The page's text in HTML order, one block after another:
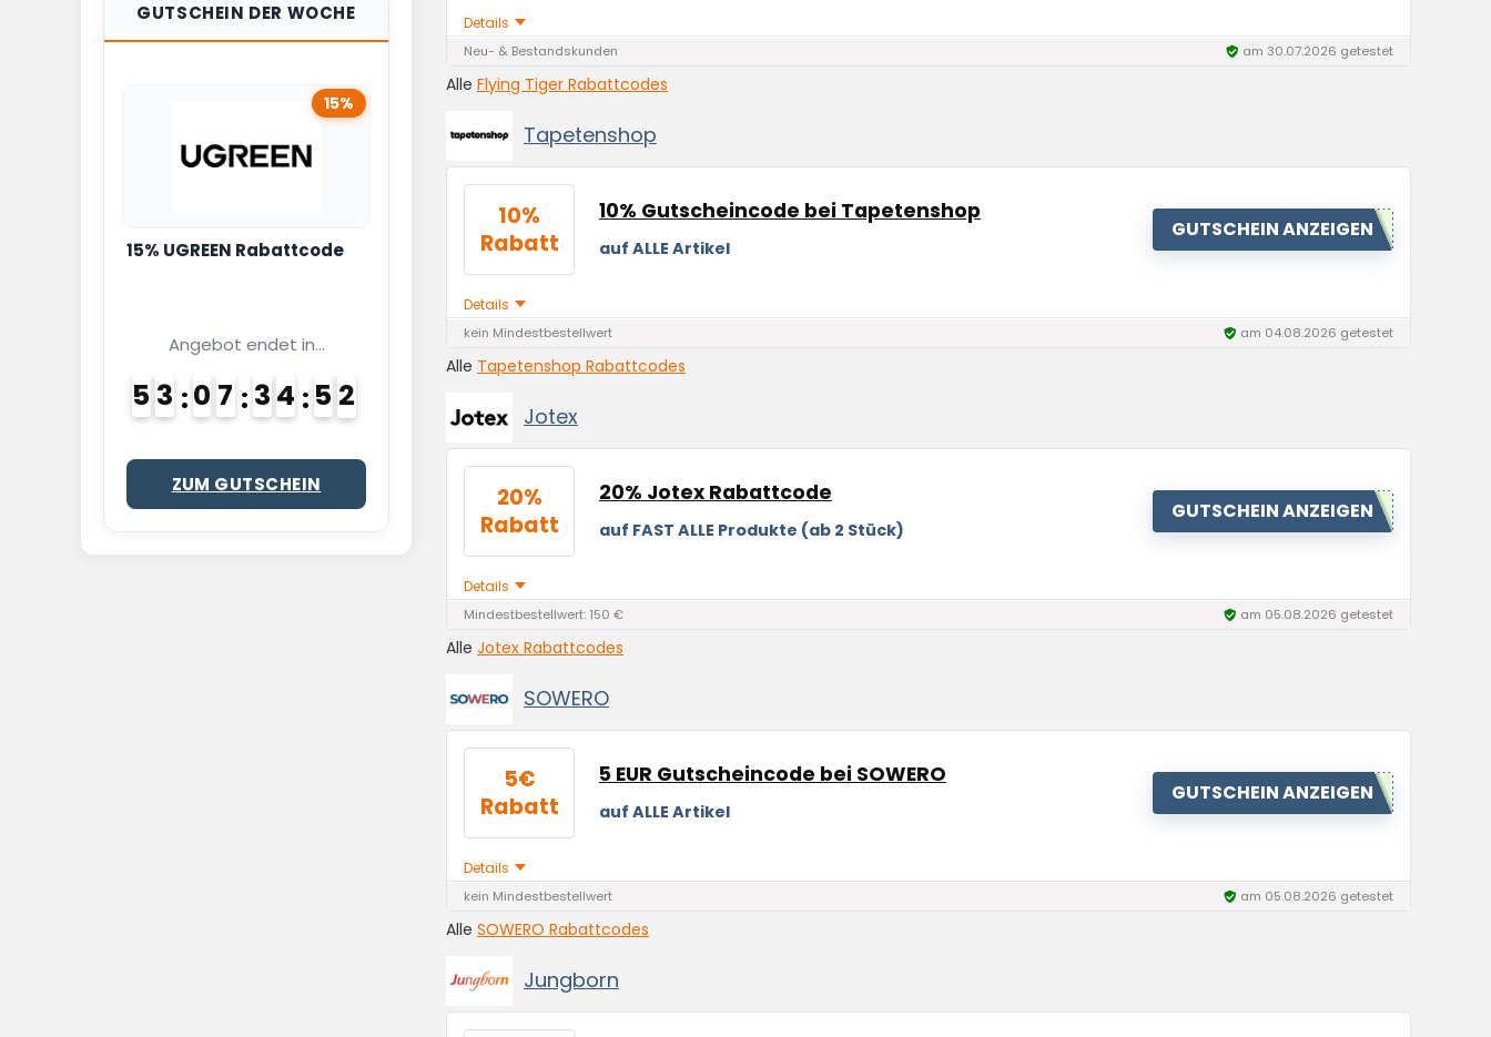
Details
Neu- & Bestandskunden am 30.07.2026 getestet
Alle Flying Tiger Rabattcodes
Tapetenshop
10%
Rabatt
10% Gutscheincode bei Tapetenshop
auf ALLE Artikel
GUTSCHEIN ANZEIGEN
Details
kein Mindestbestellwert am 04.08.2026 getestet
Alle Tapetenshop Rabattcodes
Jotex
20%
Rabatt
20% Jotex Rabattcode
auf FAST ALLE Produkte (ab 2 Stück)
GUTSCHEIN ANZEIGEN
Details
Mindestbestellwert: 150 € am 05.08.2026 getestet
Alle Jotex Rabattcodes
SOWERO
5€
Rabatt
5 EUR Gutscheincode bei SOWERO
auf ALLE Artikel
GUTSCHEIN ANZEIGEN
Details
kein Mindestbestellwert am 05.08.2026 getestet
Alle SOWERO Rabattcodes
Jungborn
GUTSCHEIN DER WOCHE
15%
15% UGREEN Rabattcode
Angebot endet in...
5 3 0 7 3 4 5 1
2
ZUM GUTSCHEIN